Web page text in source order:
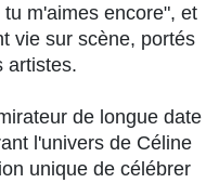
m'aimes encore", et
vie sur scène, portés
artistes.
de longue date
l'univers de Céline
unique de célébrer